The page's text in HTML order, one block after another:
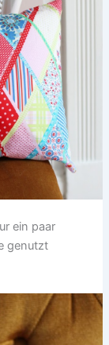
ein paar
genutzt